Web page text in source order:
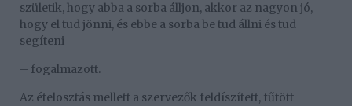
születik, hogy abba a sorba álljon, akkor az nagyon jó,
hogy el tud jönni, és ebbe a sorba be tud állni és tud
segíteni
– fogalmazott.
Az ételosztás mellett a szervezők feldíszített, fűtött